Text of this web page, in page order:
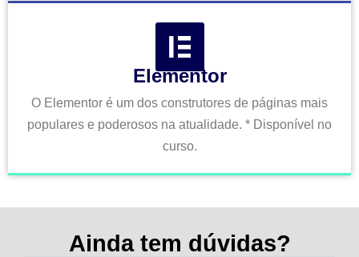
Elementor
O Elementor é um dos construtores de páginas mais
populares e poderosos na atualidade. * Disponível no
curso.
Ainda tem dúvidas?